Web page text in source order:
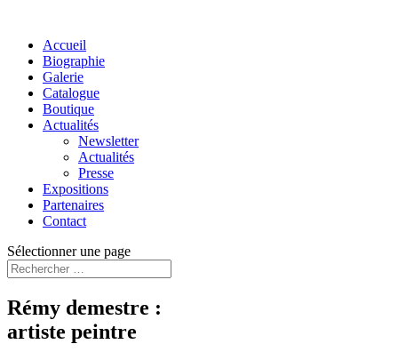
Accueil
Biographie
Galerie
Catalogue
Boutique
Actualités
Newsletter
Actualités
Presse
Expositions
Partenaires
Contact
Sélectionner une page
Rémy demestre :
artiste peintre